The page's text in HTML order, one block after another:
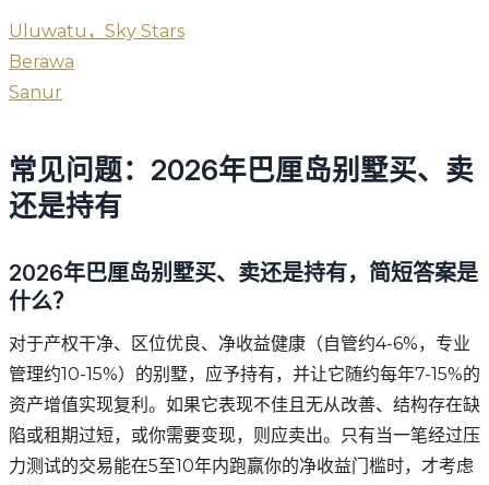
Uluwatu，Sky Stars
Berawa
Sanur
常见问题：2026年巴厘岛别墅买、卖
还是持有
2026年巴厘岛别墅买、卖还是持有，简短答案是
什么？
对于产权干净、区位优良、净收益健康（自管约4-6%，专业
管理约10-15%）的别墅，应予持有，并让它随约每年7-15%的
资产增值实现复利。如果它表现不佳且无从改善、结构存在缺
陷或租期过短，或你需要变现，则应卖出。只有当一笔经过压
力测试的交易能在5至10年内跑赢你的净收益门槛时，才考虑